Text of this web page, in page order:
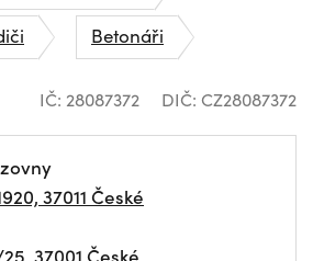
Betonáři
IČ: 28087372 DIČ: CZ28087372
37011 České
37001 České